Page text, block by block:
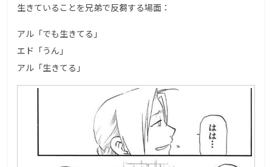
生きていることを兄弟で反芻する場面：
アル「でも生きてる」
エド「うん」
アル「生きてる」